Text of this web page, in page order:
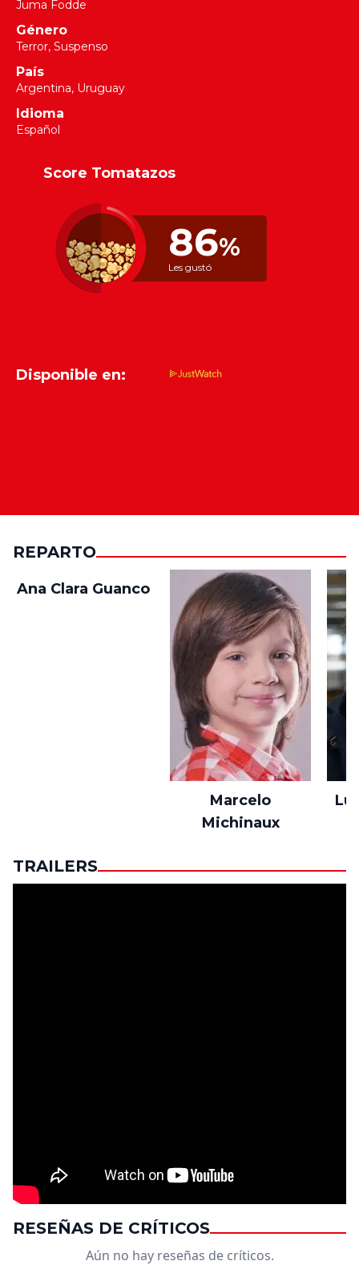
Juma Fodde
Género
Terror, Suspenso
País
Argentina, Uruguay
Idioma
Español
Score Tomatazos
86%
Les gustó
Disponible en:
REPARTO
Ana Clara Guanco
Marcelo
Michinaux
TRAILERS
RESEÑAS DE CRÍTICOS
Aún no hay reseñas de críticos.